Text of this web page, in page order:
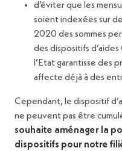
d’éviter que les
soient indexées sur
2020 des sommes
des dispositifs
l’Etat garantisse des
affecte déjà à des
Cependant, le dispositif
ne peuvent pas être
souhaite aménager la
dispositifs pour notre